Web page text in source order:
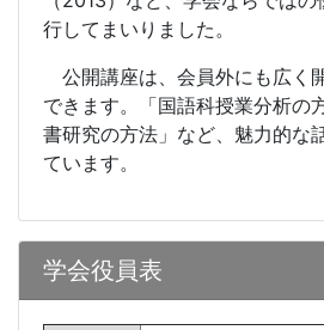
行してまいりました。
公開講座は、会員外にも広く
できます。「国語科授業分析の
書研究の方法」など、魅力的な
ています。
学会役員表